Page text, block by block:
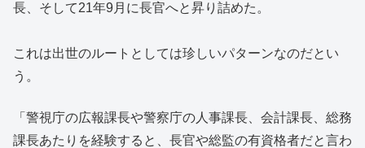
長、そして21年9月に長官へと昇り詰めた。
これは出世のルートとしては珍しいパターンなのだとい
う。
「警視庁の広報課長や警察庁の人事課長、会計課長、総務
課長あたりを経験すると、長官や総監の有資格者だと言わ